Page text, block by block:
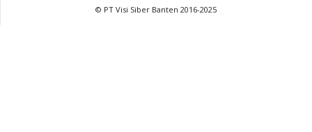
© PT Visi Siber Banten 2016-2025